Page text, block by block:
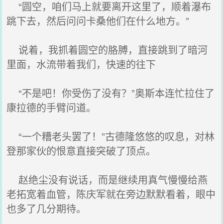
“圆空，咱们马上就要离开这里了，顺着瀑布
跳下去，然后问问卡桑他们在什么地方。”
说着，我抓着圆空的胳膊，直接跳到了暗河
里面，水流带着我们，快速的往下
“不是吧！你受伤了没有？”奥斯本连忙拉住了
康拉德的手臂问道。
“一个糟老头罢了！”古德隆悠悠的叹息，对林
登那家伙的恨意直接突破了顶点。
赵绝尘没有说话，而是继续用真气慢慢给燕
老拓宽着血管，陈庆军就在旁边默默看着，眼中
也多了几分期待。